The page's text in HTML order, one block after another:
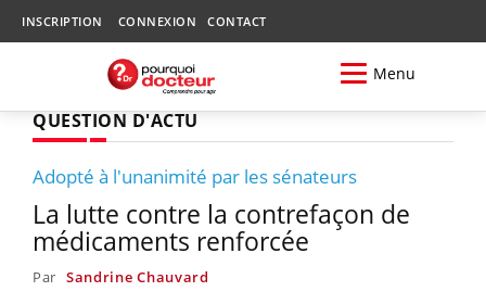
INSCRIPTION CONNEXION CONTACT
Menu
QUESTION D'ACTU
Adopté à l'unanimité par les sénateurs
La lutte contre la contrefaçon de
médicaments renforcée
Par Sandrine Chauvard